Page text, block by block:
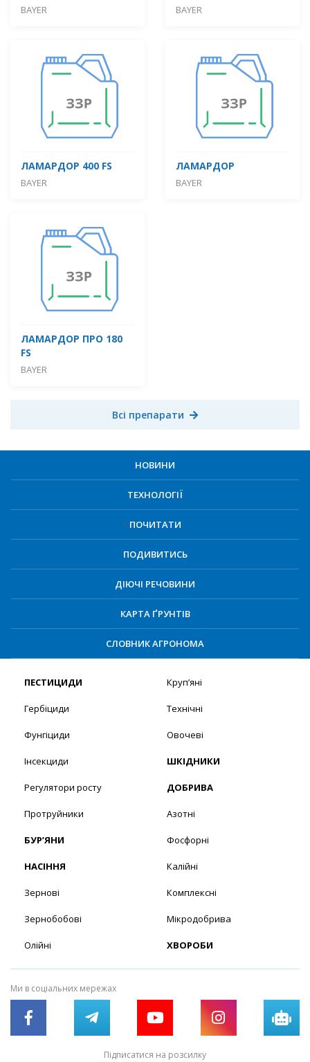
BAYER BAYER
ЛАМАРДОР 400 FS
BAYER
ЛАМАРДОР
BAYER
ЛАМАРДОР ПРО 180
FS
BAYER
Всі препарати
НОВИНИ
ТЕХНОЛОГІЇ
ПОЧИТАТИ
ПОДИВИТИСЬ
ДІЮЧІ РЕЧОВИНИ
КАРТА ҐРУНТІВ
СЛОВНИК АГРОНОМА
ПЕСТИЦИДИ
Гербіциди
Фунгіциди
Інсекциди
Регулятори росту
Протруйники
БУР’ЯНИ
НАСІННЯ
Зернові
Зернобобові
Олійні
Круп’яні
Технічні
Овочеві
ШКІДНИКИ
ДОБРИВА
Азотні
Фосфорні
Калійні
Комплексні
Мікродобрива
ХВОРОБИ
Ми в соціальних мережах
Підписатися на розсилку